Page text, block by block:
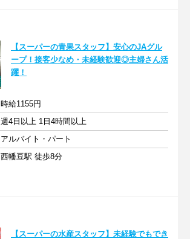
【スーパーの青果スタッフ】安心のJAグル
ープ！接客少なめ・未経験歓迎◎主婦さん活
躍！
時給1155円
週4日以上 1日4時間以上
アルバイト・パート
西幡豆駅 徒歩8分
【スーパーの水産スタッフ】未経験でもでき